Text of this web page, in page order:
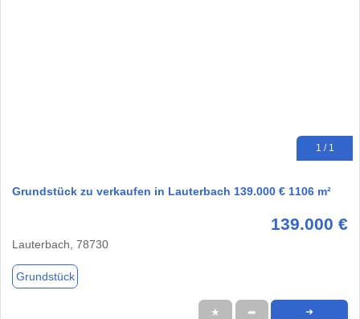
1 / 1
Grundstück zu verkaufen in Lauterbach 139.000 € 1106 m²
139.000 €
Lauterbach, 78730
Grundstück
★ ➦ ➜